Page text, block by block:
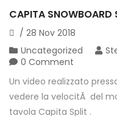
CAPITA SNOWBOARD
/ 28 Nov 2018
Uncategorized
0 Comment
Un video realizzato
vedere la velocitÃ del
tavola Capita Split .